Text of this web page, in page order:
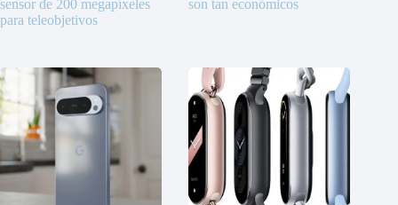
sensor de 200 megapíxeles
para teleobjetivos
son tan económicos